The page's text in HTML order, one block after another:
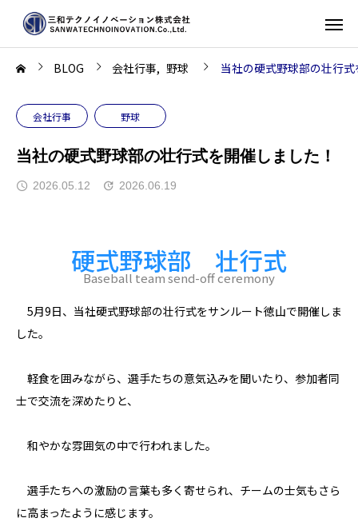
BLOG 会社行事 野球 当社の硬式野球部の壮行
会社行事 野球
当社の硬式野球部の壮行式を開催しました！
2026.05.12 2026.06.19
硬式野球部 壮行式
Baseball team send-off ceremony
5月9日、当社硬式野球部の壮行式をサンルート徳山で開催しま
した。
軽食を囲みながら、選手たちの意気込みを聞いたり、参加者同
士で交流を深めたりと、
和やかな雰囲気の中で行われました。
選手たちへの激励の言葉も多く寄せられ、チームの士気もさら
に高まったように感じます。